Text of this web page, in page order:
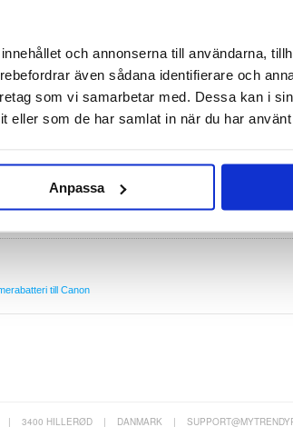
och annonserna till användarna,
även sådana identifierare och
som vi samarbetar med. Dessa kan i
eller som de har samlat in när du har använt
Anpassa
celler från ledande tillverkare i Japan. Batteriet är EU-godkänt
(t ex vid kortslutning eller en alltför kraftig uppladdning).
till Canon
| 3400 HILLERØD | DANMARK |